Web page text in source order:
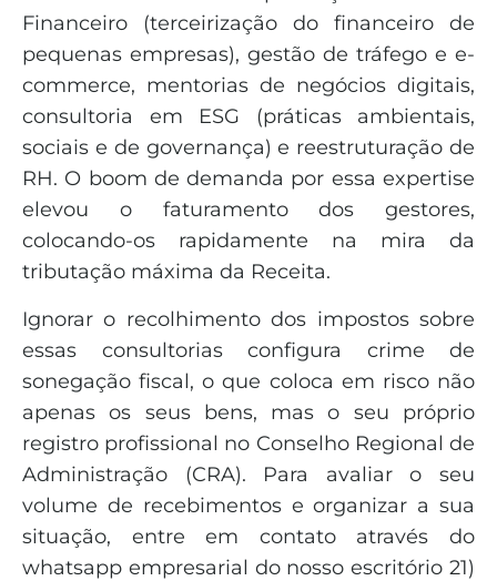
Financeiro (terceirização do financeiro de
pequenas empresas), gestão de tráfego e e-
commerce, mentorias de negócios digitais,
consultoria em ESG (práticas ambientais,
sociais e de governança) e reestruturação de
RH. O boom de demanda por essa expertise
elevou o faturamento dos gestores,
colocando-os rapidamente na mira da
tributação máxima da Receita.
Ignorar o recolhimento dos impostos sobre
essas consultorias configura crime de
sonegação fiscal, o que coloca em risco não
apenas os seus bens, mas o seu próprio
registro profissional no Conselho Regional de
Administração (CRA). Para avaliar o seu
volume de recebimentos e organizar a sua
situação, entre em contato através do
whatsapp empresarial do nosso escritório 21)